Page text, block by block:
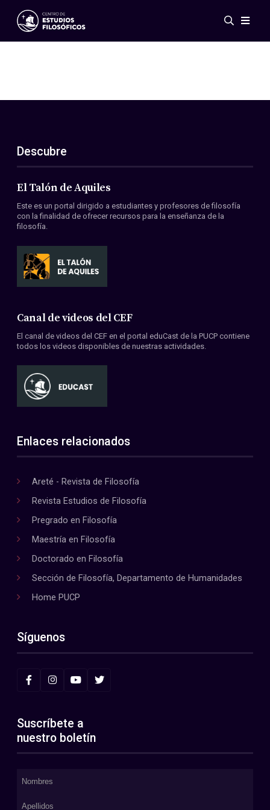
Eventos
ES
EN
Acerca de nosotros
Miembros
Convenios
Descubre
El Talón de Aquiles
Este es un portal dirigido a estudiantes y profesores de filosofía
con la finalidad de ofrecer recursos para la enseñanza de la
filosofía.
Canal de videos del CEF
El canal de videos del CEF en el portal eduCast de la PUCP contiene
todos los videos disponibles de nuestras actividades.
Enlaces relacionados
Areté - Revista de Filosofía
Revista Estudios de Filosofía
Pregrado en Filosofía
Maestría en Filosofía
Doctorado en Filosofía
Sección de Filosofía, Departamento de Humanidades
Home PUCP
Síguenos
Suscríbete a
nuestro boletín